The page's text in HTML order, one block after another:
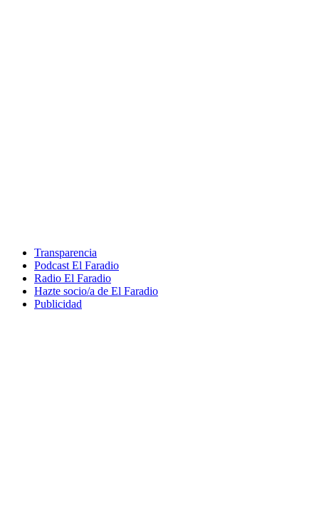
Transparencia
Podcast El Faradio
Radio El Faradio
Hazte socio/a de El Faradio
Publicidad